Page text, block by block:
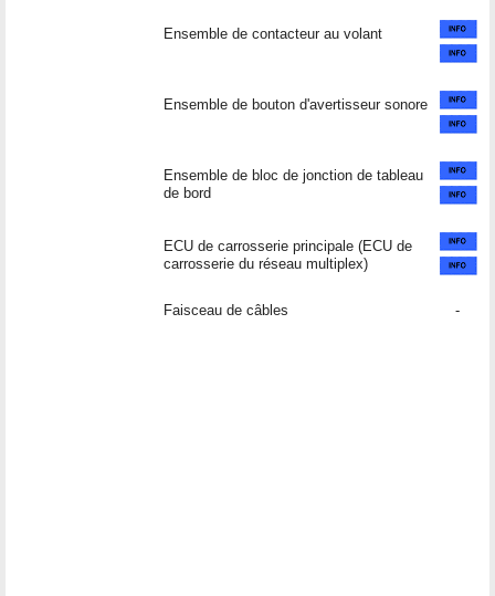
Ensemble de contacteur au volant
Ensemble de bouton d'avertisseur sonore
Ensemble de bloc de jonction de tableau
de bord
ECU de carrosserie principale (ECU de
carrosserie du réseau multiplex)
Faisceau de câbles -